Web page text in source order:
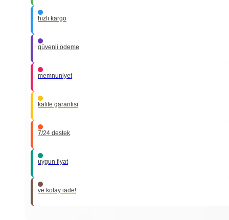
hızlı kargo
güvenli ödeme
memnuniyet
kalite garantisi
7/24 destek
uygun fiyat
ve kolay iade!